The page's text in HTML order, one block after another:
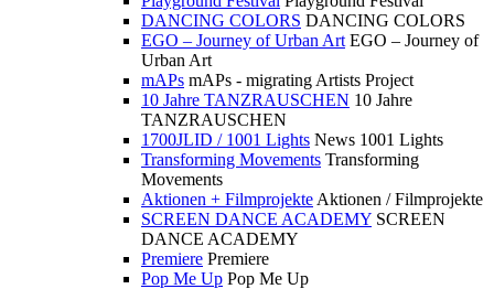
DANCING COLORS DANCING COLORS
EGO – Journey of Urban Art EGO – Journey of
Urban Art
mAPs mAPs - migrating Artists Project
10 Jahre TANZRAUSCHEN 10 Jahre
TANZRAUSCHEN
1700JLID / 1001 Lights News 1001 Lights
Transforming Movements Transforming
Movements
Aktionen + Filmprojekte Aktionen / Filmprojekte
SCREEN DANCE ACADEMY SCREEN
DANCE ACADEMY
Premiere Premiere
Pop Me Up Pop Me Up